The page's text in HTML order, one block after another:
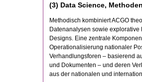
(3) Data Science,
Methodisch kombiniert ACGO
Datenanalysen sowie
Designs. Eine zentrale
Operationalisierung nationaler
Verhandlungsforen – basierend
und Dokumenten – und deren
aus der nationalen und